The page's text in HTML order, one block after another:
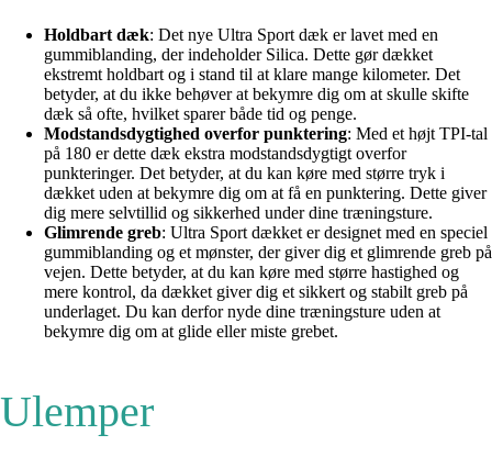
Holdbart dæk: Det nye Ultra Sport dæk er lavet med en
gummiblanding, der indeholder Silica. Dette gør dækket
ekstremt holdbart og i stand til at klare mange kilometer. Det
betyder, at du ikke behøver at bekymre dig om at skulle skifte
dæk så ofte, hvilket sparer både tid og penge.
Modstandsdygtighed overfor punktering: Med et højt TPI-tal
på 180 er dette dæk ekstra modstandsdygtigt overfor
punkteringer. Det betyder, at du kan køre med større tryk i
dækket uden at bekymre dig om at få en punktering. Dette giver
dig mere selvtillid og sikkerhed under dine træningsture.
Glimrende greb: Ultra Sport dækket er designet med en speciel
gummiblanding og et mønster, der giver dig et glimrende greb på
vejen. Dette betyder, at du kan køre med større hastighed og
mere kontrol, da dækket giver dig et sikkert og stabilt greb på
underlaget. Du kan derfor nyde dine træningsture uden at
bekymre dig om at glide eller miste grebet.
Ulemper